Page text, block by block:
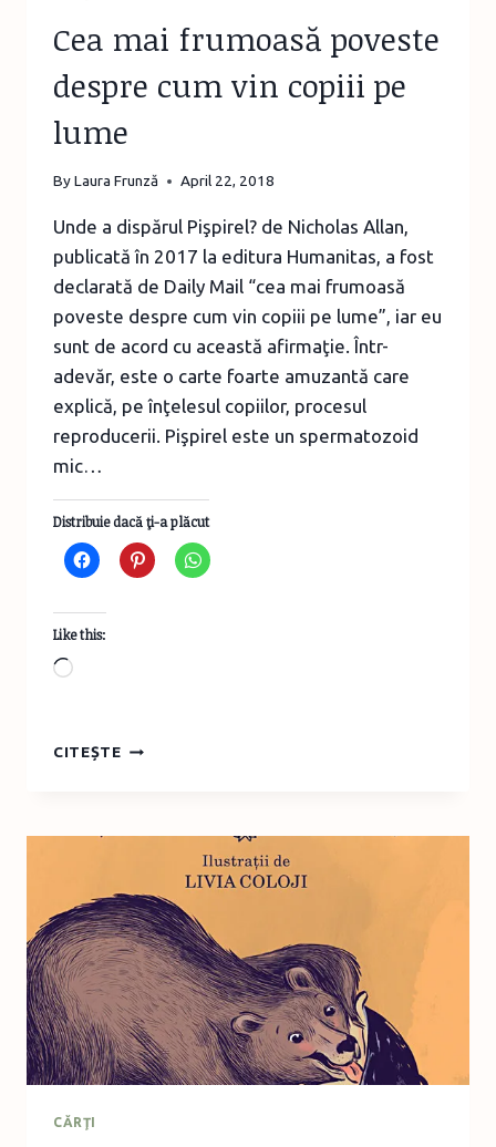
Cea mai frumoasă poveste
despre cum vin copiii pe
lume
ByLaura Frunză April 22, 2018
Unde a dispărul Pişpirel? de Nicholas Allan,
publicată în 2017 la editura Humanitas, a fost
declarată de Daily Mail “cea mai frumoasă
poveste despre cum vin copiii pe lume”, iar eu
sunt de acord cu această afirmaţie. Într-
adevăr, este o carte foarte amuzantă care
explică, pe înţelesul copiilor, procesul
reproducerii. Pişpirel este un spermatozoid
mic…
Distribuie dacă ţi-a plăcut
Like this:
Loading…
CITEȘTECEA
DESPRE
COPIII
PE
LUME
CĂRŢI